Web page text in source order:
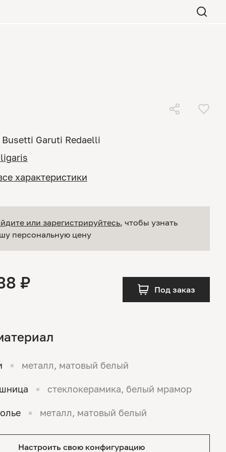
Busetti Garuti Redaelli
характеристики
или зарегистрируйтесь, чтобы узнать
персональную цену
₽ Под заказ
металл, матовый белый
стеклокерамика, белый мрамор
металл, матовый белый
Настроить свою конфигурацию